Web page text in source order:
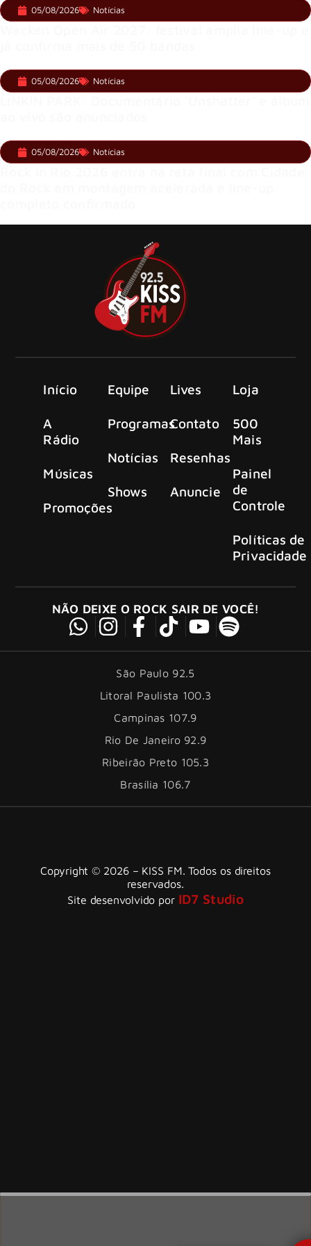
05/08/2026 Notícias
05/08/2026 Notícias
05/08/2026 Notícias
Início
A
Rádio
Músicas
Promoções
Equipe
Programas
Notícias
Shows
Lives
Contato
Resenhas
Anuncie
Loja
500
Mais
Painel
de
Controle
Políticas de
Privacidade
NÃO DEIXE O ROCK SAIR DE VOCÊ!
São Paulo 92.5
Litoral Paulista 100.3
Campinas 107.9
Rio De Janeiro 92.9
Ribeirão Preto 105.3
Brasília 106.7
Copyright © 2026 – KISS FM. Todos os direitos
reservados.
Site desenvolvido por ID7 Studio